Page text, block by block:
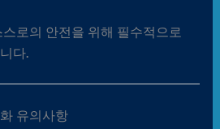
로의 안전을 위해 필수적으로
다.
유의사항